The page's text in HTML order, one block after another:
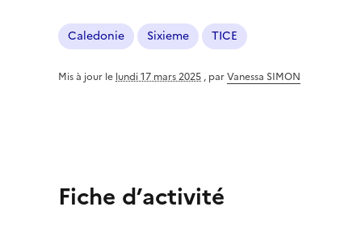
Caledonie Sixieme TICE
Mis à jour le lundi 17 mars 2025 , parVanessa SIMON
Fiche d’activité